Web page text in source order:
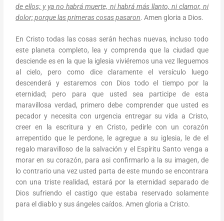
de ellos; y ya no habrá muerte, ni habrá más llanto, ni clamor, ni
dolor; porque las primeras cosas pasaron. Amen gloria a Dios.
En Cristo todas las cosas serán hechas nuevas, incluso todo
este planeta completo, lea y comprenda que la ciudad que
desciende es en la que la iglesia viviéremos una vez lleguemos
al cielo, pero como dice claramente el versículo luego
descenderá y estaremos con Dios todo el tiempo por la
eternidad; pero para que usted sea participe de esta
maravillosa verdad, primero debe comprender que usted es
pecador y necesita con urgencia entregar su vida a Cristo,
creer en la escritura y en Cristo, pedirle con un corazón
arrepentido que le perdone, le agregue a su iglesia, le de el
regalo maravilloso de la salvación y el Espíritu Santo venga a
morar en su corazón, para asi confirmarlo a la su imagen, de
lo contrario una vez usted parta de este mundo se encontrara
con una triste realidad, estará por la eternidad separado de
Dios sufriendo el castigo que estaba reservado solamente
para el diablo y sus ángeles caídos. Amen gloria a Cristo.